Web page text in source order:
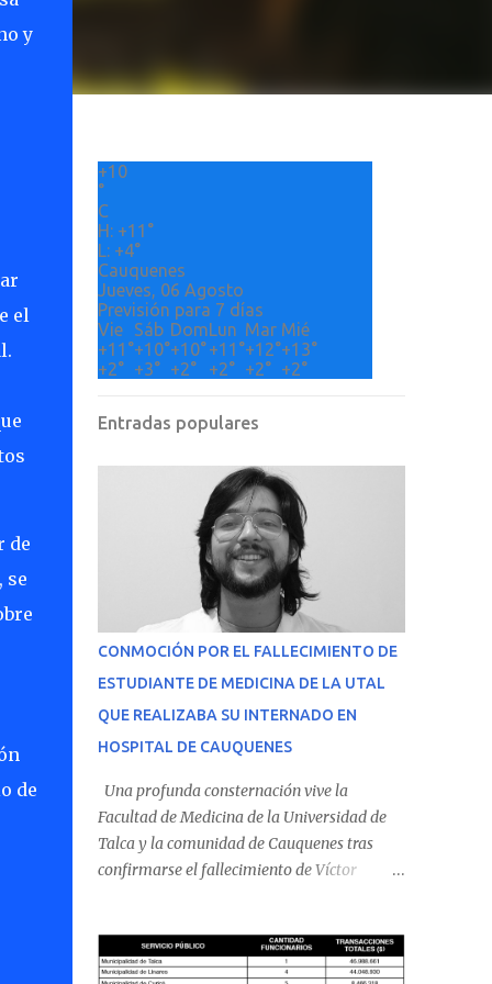
y
el
de
se
de
+10
°
C
H: +11°
L: +4°
Cauquenes
Jueves, 06 Agosto
Previsión para 7 días
Vie
Sáb DomLun Mar Mié
+11°+10°+10°+11°+12°+13°
+2° +3° +2° +2° +2° +2°
Entradas populares
CONMOCIÓN POR EL FALLECIMIENTO DE
ESTUDIANTE DE MEDICINA DE LA UTAL
QUE REALIZABA SU INTERNADO EN
HOSPITAL DE CAUQUENES
Una profunda consternación vive la
Facultad de Medicina de la Universidad de
Talca y la comunidad de Cauquenes tras
confirmarse el fallecimiento de Víctor
Cauquenes. De acuerdo con los antecedentes
conocidos, el joven se presentó a cumplir su